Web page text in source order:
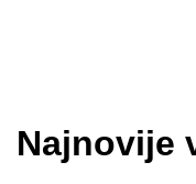
Najnovije